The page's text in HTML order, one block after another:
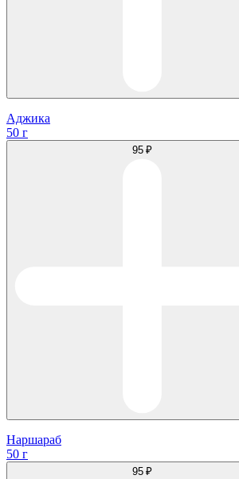
Аджика
50 г
95 ₽
Наршараб
50 г
95 ₽